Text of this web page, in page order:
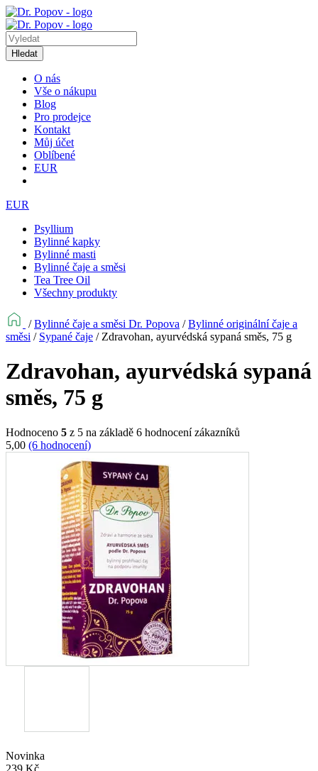
Hledat
O nás
Vše o nákupu
Blog
Pro prodejce
Kontakt
Můj účet
Oblíbené
EUR
EUR
Psyllium
Bylinné kapky
Bylinné masti
Bylinné čaje a směsi
Tea Tree Oil
Všechny produkty
/Bylinné čaje a směsi Dr. Popova /Bylinné originální čaje a
směsi / Sypané čaje / Zdravohan, ayurvédská sypaná směs, 75 g
Zdravohan, ayurvédská sypaná
směs, 75 g
Hodnoceno 5 z 5 na základě 6 hodnocení zákazníků
5,00 (6 hodnocení)
Novinka